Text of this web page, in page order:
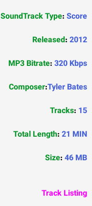
SoundTrack Type: Score
Released: 2012
MP3 Bitrate: 320 Kbps
Composer:Tyler Bates
Tracks: 15
Total Length: 21 MIN
Size: 46 MB
Track Listing